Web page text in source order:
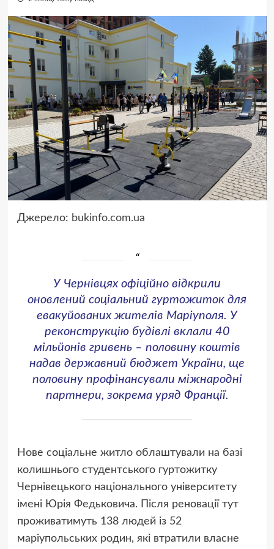
Джерело: bukinfo.com.ua
У Чернівцях офіційно відкрили
оновлений соціальний гуртожиток для
евакуйованих жителів Маріуполя. У
реконструкцію будівлі вклали 40
мільйонів гривень – половину коштів
надав державний бюджет України, ще
половину профінансували міжнародні
партнери, зокрема уряд Франції.
Нове соціальне житло облаштували на базі
колишнього студентського гуртожитку
Чернівецького національного університету
імені Юрія Федьковича. Після реновації тут
проживатимуть 138 людей із 52
маріупольських родин, які втратили власне